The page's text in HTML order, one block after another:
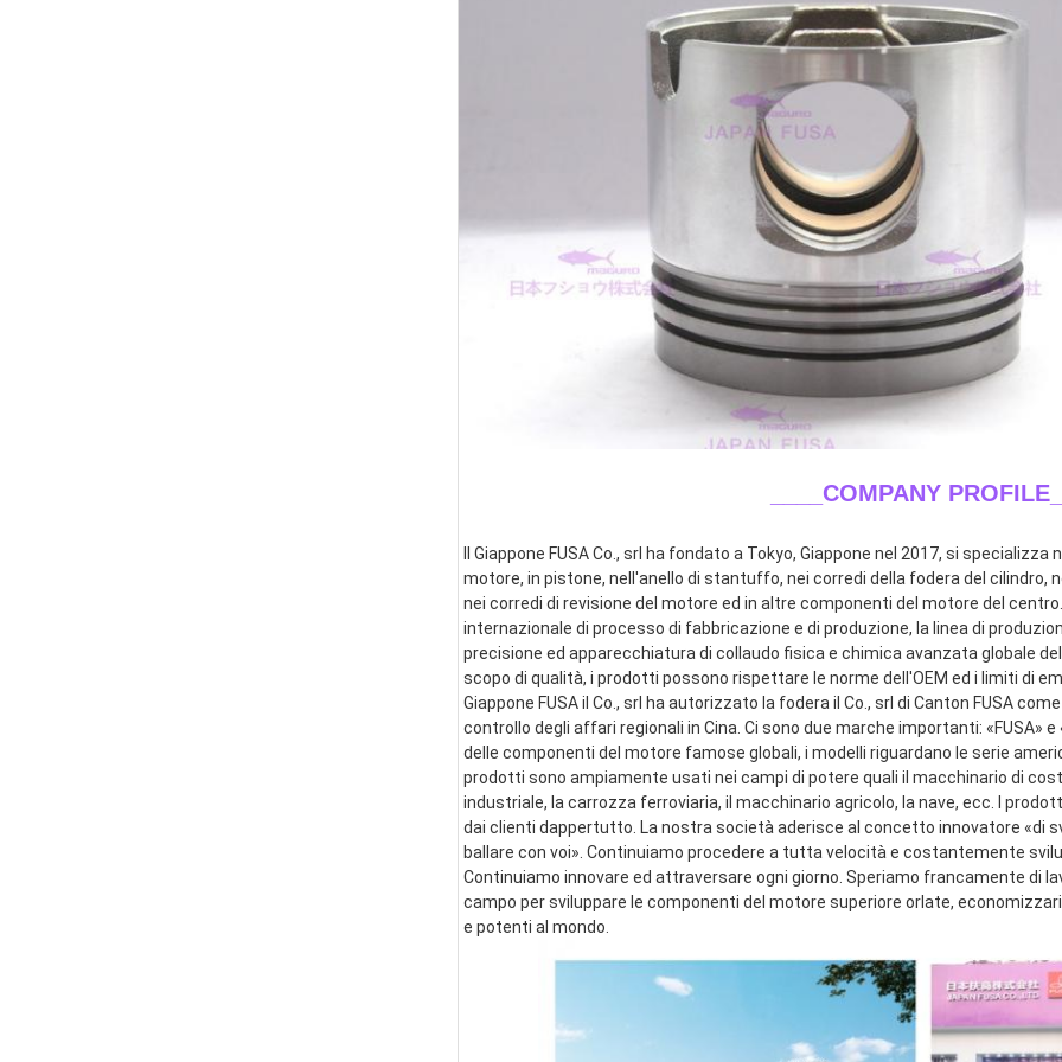
____COMPANY
Il Giappone FUSA Co., srl ha fondato a Tokyo, Giappone nel 2017, si
motore, in pistone, nell'anello di stantuffo, nei corredi della fodera del cilindro,
nei corredi di revisione del motore ed in altre componenti del motore del
internazionale di processo di fabbricazione e di produzione, la linea di
precisione ed apparecchiatura di collaudo fisica e chimica avanzata globale
scopo di qualità, i prodotti possono rispettare le norme dell'OEM ed i limiti di
Giappone FUSA il Co., srl ha autorizzato la fodera il Co., srl di Canton FUSA
controllo degli affari regionali in Cina. Ci sono due marche importanti: «FUSA»
delle componenti del motore famose globali, i modelli riguardano le serie
prodotti sono ampiamente usati nei campi di potere quali il macchinario di
industriale, la carrozza ferroviaria, il macchinario agricolo, la nave, ecc. I
dai clienti dappertutto. La nostra società aderisce al concetto innovatore «di
ballare con voi». Continuiamo procedere a tutta velocità e costantemente
Continuiamo innovare ed attraversare ogni giorno. Speriamo francamente di
campo per sviluppare le componenti del motore superiore orlate,
e potenti al mondo.